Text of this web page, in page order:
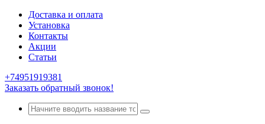
Доставка и оплата
Установка
Контакты
Акции
Статьи
+74951919381
Заказать обратный звонок!